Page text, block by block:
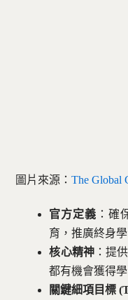
圖片來源：The Global
官方定義 ：確
育，推廣終身學
核心精神 ：提
都有機會獲得學
關鍵細項目標